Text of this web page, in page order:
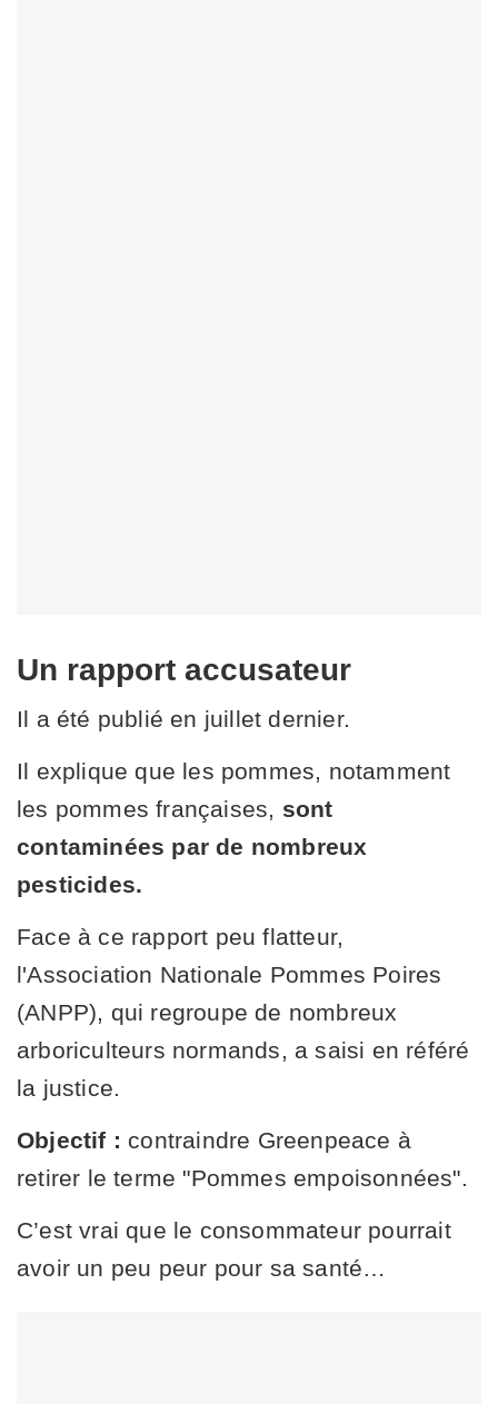
Un rapport accusateur
Il a été publié en juillet dernier.
Il explique que les pommes, notamment
les pommes françaises,
sont
contaminées par de nombreux
pesticides.
Face à ce rapport peu flatteur,
l'Association Nationale Pommes Poires
(ANPP), qui regroupe de nombreux
arboriculteurs normands, a saisi en référé
la justice.
Objectif : contraindre Greenpeace à
retirer le terme "Pommes empoisonnées".
C’est vrai que le consommateur pourrait
avoir un peu peur pour sa santé…